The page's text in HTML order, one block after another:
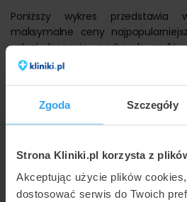
Zgoda Szczegóły
Strona Kliniki.pl korzysta z
Akceptując użycie plików
dostosować serwis do Twoich
Poniższy wykres przedstawia
maksymalne ceny
usługi leczenie nadżerek
placówkach:
800 zł
750
1000
1250
1750